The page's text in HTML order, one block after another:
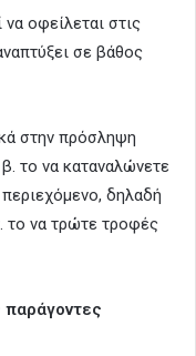
οφείλεται στις
σε βάθος
στην πρόσληψη
το να καταναλώνετε
δηλαδή
το να τρώτε τροφές